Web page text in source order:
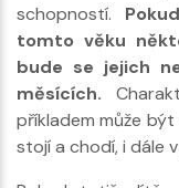
schopností.
tomto věku
bude se jejich
měsících.
příkladem může být
stojí a chodí, i dále